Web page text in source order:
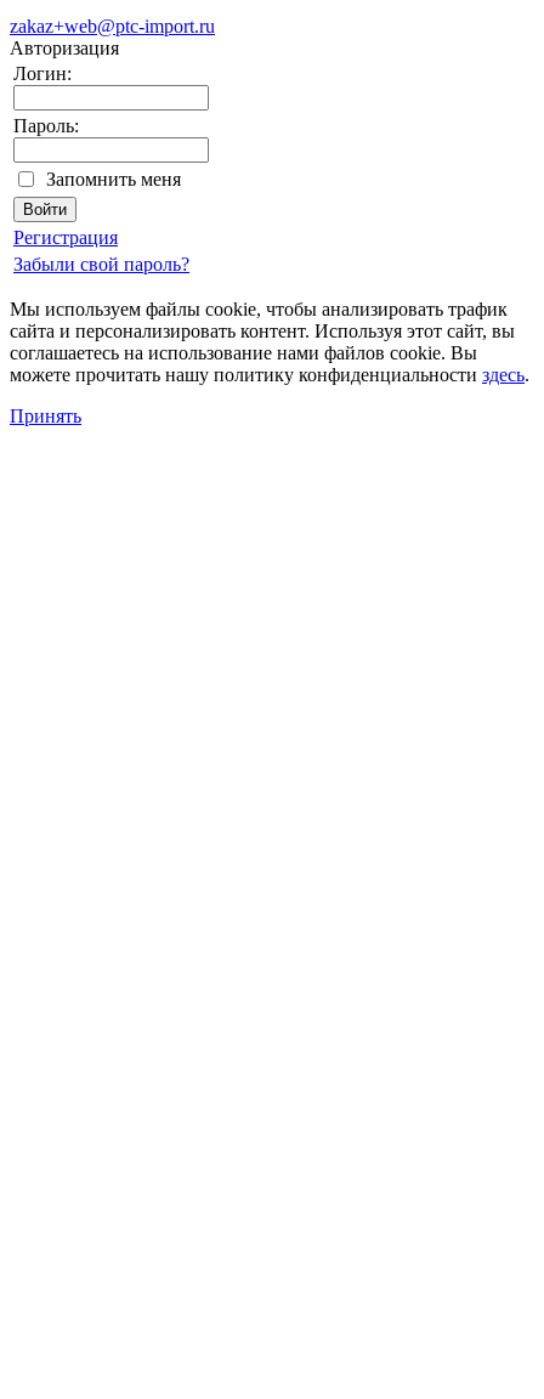
zakaz+web@ptc-import.ru
Авторизация
Логин:
Пароль:
Запомнить меня
Регистрация
Забыли свой пароль?
Мы используем файлы cookie, чтобы анализировать трафик
сайта и персонализировать контент. Используя этот сайт, вы
соглашаетесь на использование нами файлов cookie. Вы
можете прочитать нашу политику конфиденциальности здесь.
Принять